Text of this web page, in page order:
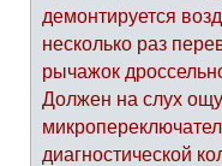
демонтируется
несколько раз
рычажок
Должен на слух
диагностической